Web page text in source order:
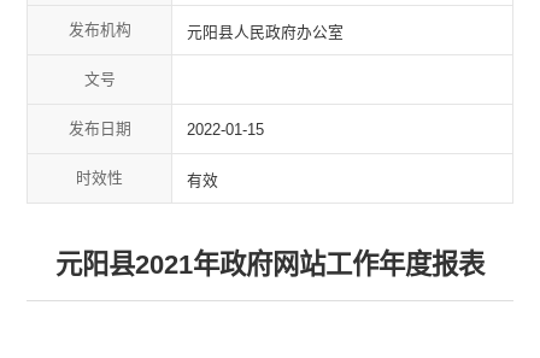
发布机构 元阳县人民政府办公室
文号
发布日期 2022-01-15
时效性 有效
元阳县2021年政府网站工作年度报表